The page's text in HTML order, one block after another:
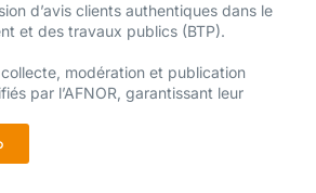
d’avis clients authentiques dans le
et des travaux publics (BTP).
modération et publication
par l’AFNOR, garantissant leur